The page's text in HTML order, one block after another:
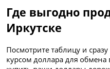
Где выгодно
Иркутске
Посмотрите таблицу и
курсом доллара для